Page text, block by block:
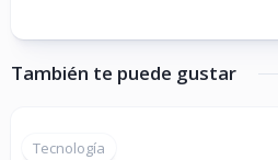
También te puede gustar
Tecnología